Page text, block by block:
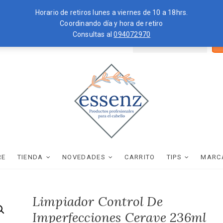
Horario de retiros lunes a viernes de 10 a 18hrs.
Coordinando día y hora de retiro
Consultas al094072970
por:
essenz
TIENDA NOVEDADES CARRITO TIPS
Limpiador Control De
Imperfecciones Cerave 236ml